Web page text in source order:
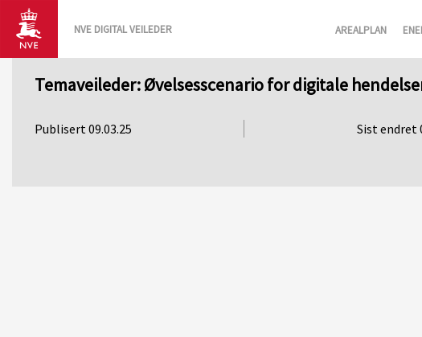
NVE DIGITAL VEILEDER AREALPLAN
Temaveileder: Øvelsesscenario for digitale
Publisert 09.03.25 Sist endret